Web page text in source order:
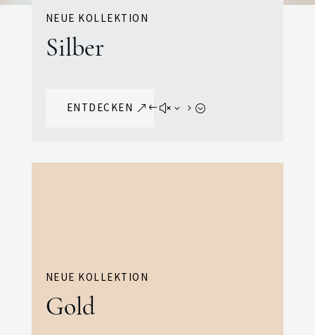
NEUE KOLLEKTION
Silber
ENTDECKEN
NEUE KOLLEKTION
Gold